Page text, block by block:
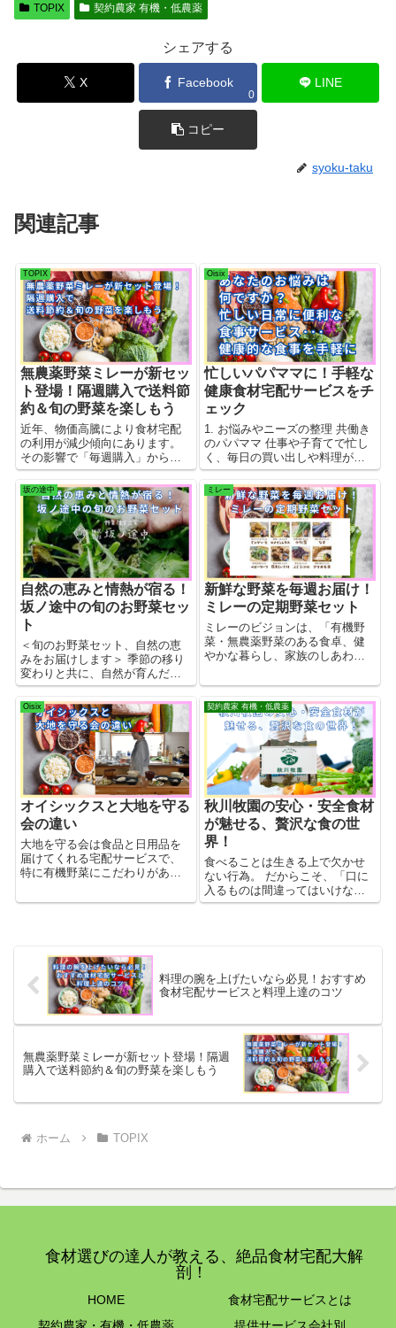
TOPIX 契約農家 有機・低農薬
シェアする
X Facebook
0
LINE
コピー
syoku-taku
関連記事
TOPIX
無農薬野菜ミレーが新セッ
ト登場！隔週購入で送料節
約＆旬の野菜を楽しもう
近年、物価高騰により食材宅配
の利用が減少傾向にあります。
その影響で「毎週購入」から
「隔週購入」へとシフトする利
用者が増加しています。 そんな
中、ミレーは「隔週の定期購入
向けセット」を新たにスタート
しました！
Oisix
忙しいパパママに！手軽な
健康食材宅配サービスをチ
ェック
1. お悩みやニーズの整理 共働き
のパパママ 仕事や子育てで忙し
く、毎日の買い出しや料理が大
変。栄養バランスを考えた食事
を摂りたいが、時間がない。 一
人暮らしの方 仕事が忙しく、献
立を考える時間が少ない。 食事
を手軽に済ませたいが、健康や
栄養に気を配りたい。 食事制限
中の方 特定の食材や栄養素の制
限が必要。 食事の調理や買い物
が制限に合ったものになってい
るか不安。 高齢の方の世帯 買い
物や調理が負担になっている。
栄養を考慮した食事が必要だ
が、自宅周辺での食材調達が困
難。 2. 解消策の提案 食材宅配サ
り、買い出しの手間を軽減。 高
トスーパー食品や日用品をネッ
トで注文し、自宅まで届けても
らうサービス。忙しい共働きや
一人暮らしの方に適しており、
時間を節約できる。 宅配弁当・
総菜 既に調理された食事を宅配
してもらえるサービス。 一人暮
らしや共働き世帯に便利で、献
立を考える手間を省ける。 ミー
ルキット 材料とレシピがセット
になった料理キットを宅配して
もらえるサービス。 料理初心者
や忙しい家庭に適しており、手
軽に栄養バランスのとれた食事
坂の途中
自然の恵みと情熱が宿る！
坂ノ途中の旬のお野菜セッ
ト
＜旬のお野菜セット、自然の恵
みをお届けします＞ 季節の移り
変わりと共に、自然が育んだ美
味しさが詰まったお野菜をご家
庭にお届けする喜びを味わって
みませんか？坂ノ途中が誇る、
新規就農者と若手農家さんの情
熱が込められた旬のお野菜セッ
トは、毎日の食卓を彩る特別な
存在です。
ミレー
新鮮な野菜を毎週お届け！
ミレーの定期野菜セット
ミレーのビジョンは、「有機野
菜・無農薬野菜のある食卓、健
やかな暮らし、家族のしあわ
然と体に配慮した農法で育った
野菜をお届けし、その新鮮さと
美味しさで多くの方に支持され
ています。
Oisix
オイシックスと大地を守る
会の違い
大地を守る会は食品と日用品を
届けてくれる宅配サービスで、
特に有機野菜にこだわりがあり
心にした宅配サービスで、ミー
品が多く揃う大人向け食材宅配
です。
契約農家 有機・低農薬
秋川牧園の安心・安全食材
が魅せる、贅沢な食の世
界！
食べることは生きる上で欠かせ
ない行為。 だからこそ、「口に
入るものは間違ってはいけな
い」という理念を掲げる秋川牧
料理の腕を上げたいなら必見！おすすめ
食材宅配サービスと料理上達のコツ
無農薬野菜ミレーが新セット登場！隔週
購入で送料節約＆旬の野菜を楽しもう
ホーム TOPIX
食材選びの達人が教える、絶品食材宅配大解
剖！
HOME
食材宅配サービスとは